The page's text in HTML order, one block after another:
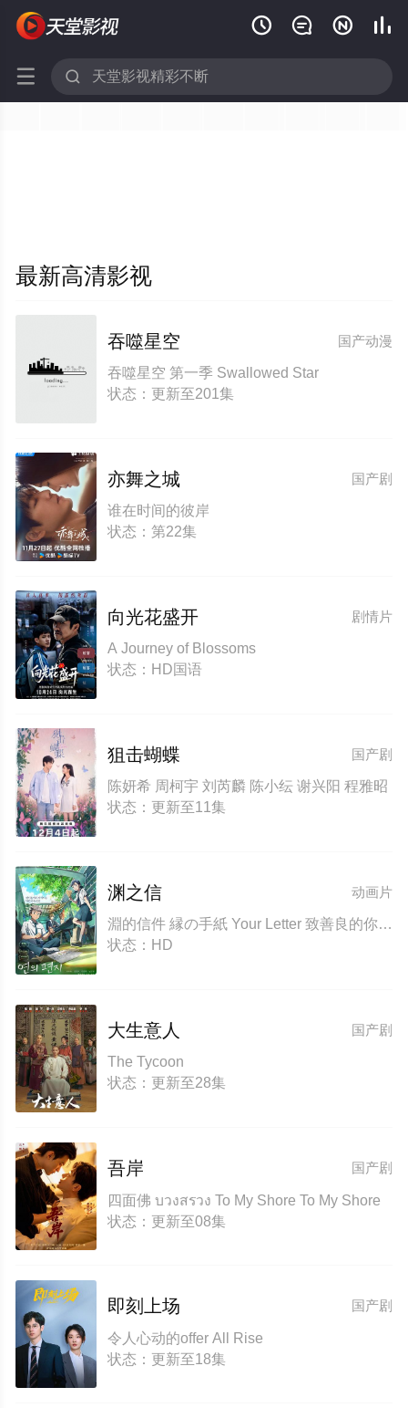
   
 
最新高清影视
国产动漫
吞噬星空
吞噬星空 第一季 Swallowed Star
状态：更新至201集
国产剧
亦舞之城
谁在时间的彼岸
状态：第22集
剧情片
向光花盛开
A Journey of Blossoms
状态：HD国语
国产剧
狙击蝴蝶
陈妍希 周柯宇 刘芮麟 陈小纭 谢兴阳 程雅昭
状态：更新至11集
动画片
渊之信
淵的信件 縁の手紙 Your Letter 致善良的你(港)
状态：HD
国产剧
大生意人
The Tycoon
状态：更新至28集
国产剧
吾岸
四面佛 บวงสรวง To My Shore To My Shore
状态：更新至08集
国产剧
即刻上场
令人心动的offer All Rise
状态：更新至18集